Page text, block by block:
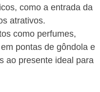
como a entrada da
atrativos.
como perfumes,
pontas de gôndola e
ao presente ideal para